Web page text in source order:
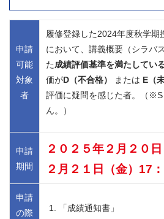
申請
可能
対象
者
履修登録した2024年度秋学期
において、講義概要（シラバ
た成績評価基準を満たしてい
価がD（不合格） または E（
評価に疑問を感じた者。（
ん。）
申請
期間
２０２５年２月２０
２月２１日（金）17
申請
の際
「成績通知書」